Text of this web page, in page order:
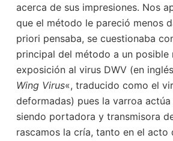
acerca de sus impresiones. Nos
que el método le pareció menos
priori pensaba, se cuestionaba
principal del método a un posible
exposición al virus DWV (en
Wing Virus«, traducido como el
deformadas) pues la varroa
siendo portadora y transmisora
rascamos la cría, tanto en el acto